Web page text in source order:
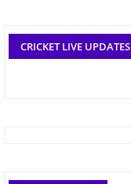
CRICKET LIVE UPDATES